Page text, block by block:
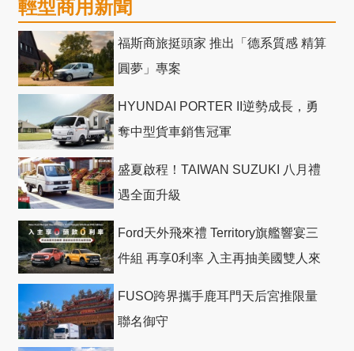
輕型商用新聞
福斯商旅挺頭家 推出「德系質感 精算
圓夢」專案
HYUNDAI PORTER II逆勢成長，勇
奪中型貨車銷售冠軍
盛夏啟程！TAIWAN SUZUKI 八月禮
遇全面升級
Ford天外飛來禮 Territory旗艦響宴三
件組 再享0利率 入主再抽美國雙人來
FUSO跨界攜手鹿耳門天后宮推限量
聯名御守